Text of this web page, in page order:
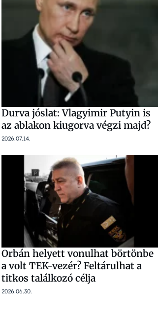
Durva jóslat: Vlagyimir Putyin is
az ablakon kiugorva végzi majd?
2026.07.14.
Orbán helyett vonulhat börtönbe
a volt TEK-vezér? Feltárulhat a
titkos találkozó célja
2026.06.30.